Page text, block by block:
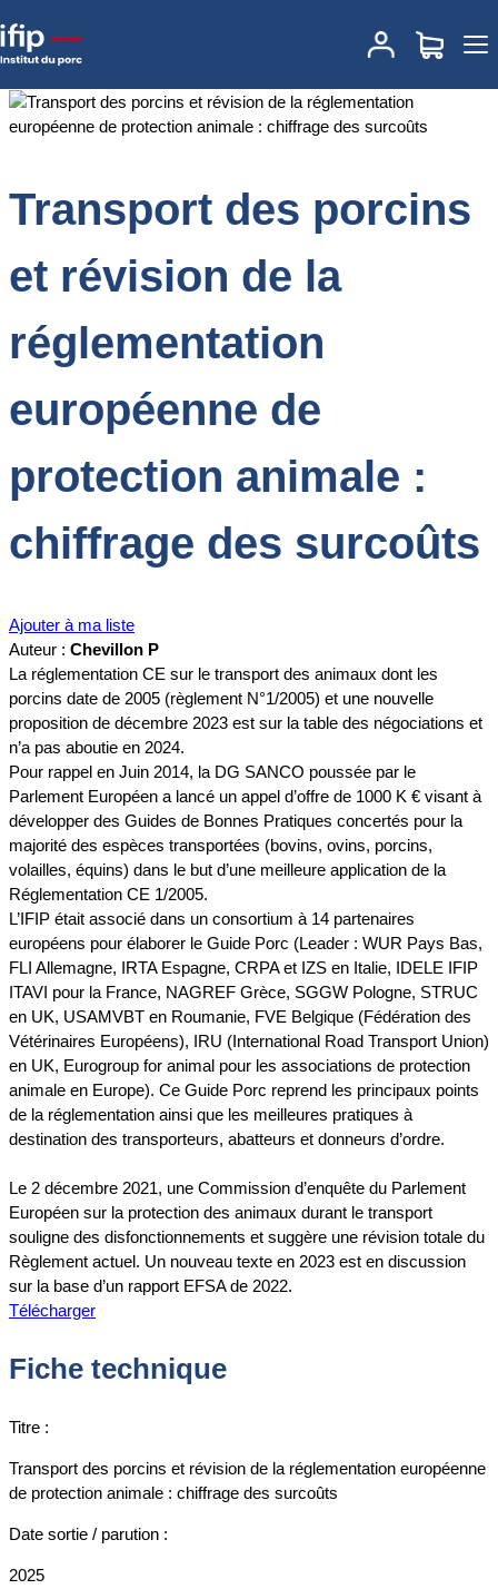
Accueil
Transport des porcins et révision de la
réglementation européenne de protection animale : chiffrage des
Transport des porcins
et révision de la
réglementation
européenne de
protection animale :
chiffrage des surcoûts
Ajouter à ma liste
Auteur : Chevillon P
La réglementation CE sur le transport des animaux dont les
porcins date de 2005 (règlement N°1/2005) et une nouvelle
proposition de décembre 2023 est sur la table des négociations et
n’a pas aboutie en 2024.
Pour rappel en Juin 2014, la DG SANCO poussée par le
Parlement Européen a lancé un appel d’offre de 1000 K € visant à
développer des Guides de Bonnes Pratiques concertés pour la
majorité des espèces transportées (bovins, ovins, porcins,
volailles, équins) dans le but d’une meilleure application de la
Réglementation CE 1/2005.
L’IFIP était associé dans un consortium à 14 partenaires
européens pour élaborer le Guide Porc (Leader : WUR Pays Bas,
FLI Allemagne, IRTA Espagne, CRPA et IZS en Italie, IDELE IFIP
ITAVI pour la France, NAGREF Grèce, SGGW Pologne, STRUC
en UK, USAMVBT en Roumanie, FVE Belgique (Fédération des
Vétérinaires Européens), IRU (International Road Transport Union)
en UK, Eurogroup for animal pour les associations de protection
animale en Europe). Ce Guide Porc reprend les principaux points
de la réglementation ainsi que les meilleures pratiques à
destination des transporteurs, abatteurs et donneurs d’ordre.
Le 2 décembre 2021, une Commission d’enquête du Parlement
Européen sur la protection des animaux durant le transport
souligne des disfonctionnements et suggère une révision totale du
Règlement actuel. Un nouveau texte en 2023 est en discussion
sur la base d’un rapport EFSA de 2022.
Télécharger
Fiche technique
Titre :
Transport des porcins et révision de la réglementation européenne
de protection animale : chiffrage des surcoûts
Date sortie / parution :
2025